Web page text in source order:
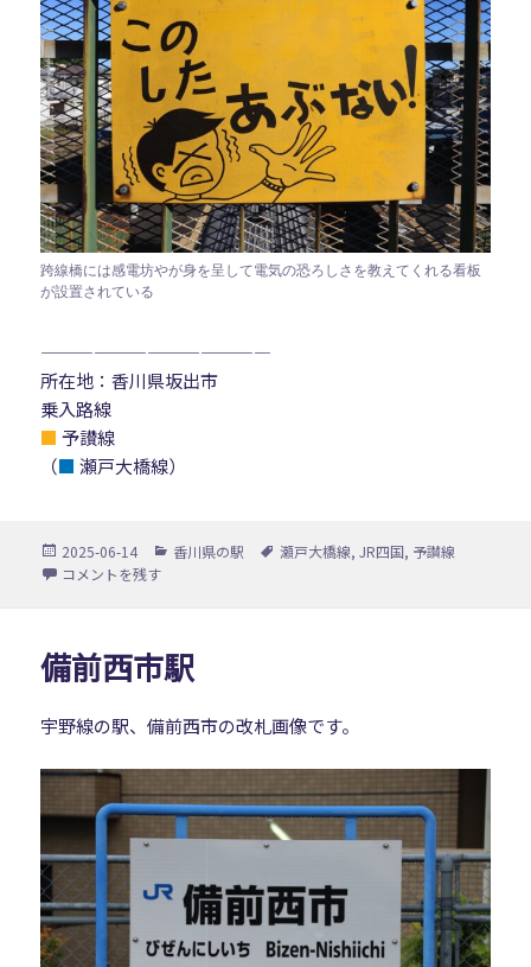
跨線橋には感電坊やが身を呈して電気の恐ろしさを教えてくれる看板
が設置されている
—————————————
所在地：香川県坂出市
乗入路線
■ 予讃線
（■ 瀬戸大橋線）
投
稿
2025-06-14
カ
香川県の駅
タ
瀬戸大橋線,JR四国, 予讃線
鴨川駅 に
コメントを残す
備前西市駅
宇野線の駅、備前西市の改札画像です。